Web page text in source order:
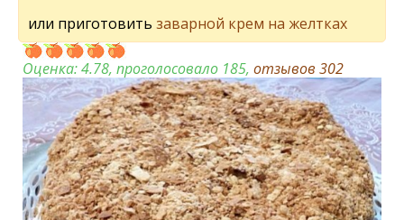
или приготовить заварной крем на желтках
Оценка:4.78, проголосовало 185, отзывов 302